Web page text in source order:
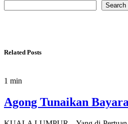
Search
Related Posts
1 min
Agong Tunaikan